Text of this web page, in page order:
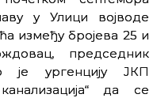
у Улици војводе
између бројева 25 и
председник
је ургенцију ЈКП
да се